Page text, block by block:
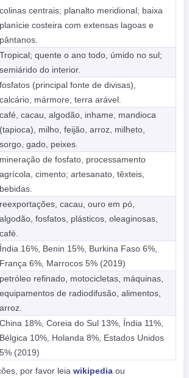
colinas centrais; planalto meridional; baixa
planície costeira com extensas lagoas e
pântanos.
Tropical; quente o ano todo, úmido no sul;
semiárido do interior.
fosfatos (principal fonte de divisas),
calcário, mármore, terra arável.
café, cacau, algodão, inhame, mandioca
(tapioca), milho, feijão, arroz, milheto,
sorgo, gado, peixes.
mineração de fosfato, processamento
agrícola, cimento; artesanato, têxteis,
bebidas.
reexportações, cacau, ouro em pó,
algodão, fosfatos, plásticos, oleaginosas,
café.
Índia 16%, Benin 15%, Burkina Faso 6%,
França 6%, Marrocos 5% (2019)
petróleo refinado, motocicletas, máquinas,
equipamentos de radiodifusão, alimentos,
arroz.
China 18%, Coreia do Sul 13%, Índia 11%,
Bélgica 10%, Holanda 8%, Estados Unidos
5% (2019)
por favor leia wikipediaou